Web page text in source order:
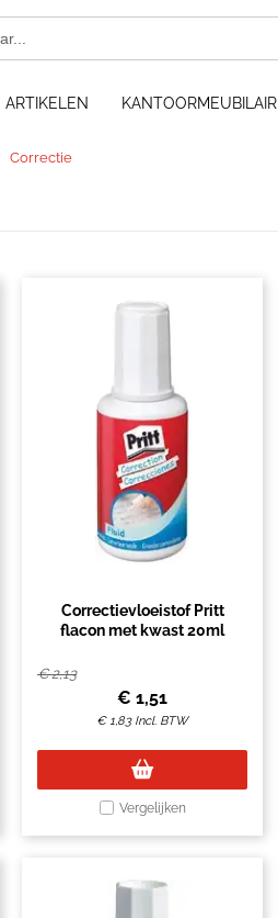
ARTIKELEN KANTOORMEUBILAIR
Correctie
Correctievloeistof Pritt
flacon met kwast 20ml
€2,13
€ 1,51
€1,83 Incl. BTW
Vergelijken